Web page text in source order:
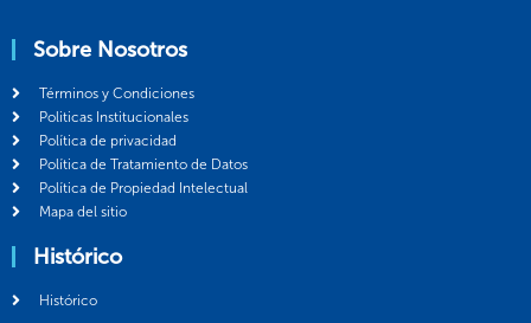
Sobre Nosotros
Términos y Condiciones
Politicas Institucionales
Política de privacidad
Política de Tratamiento de Datos
Política de Propiedad Intelectual
Mapa del sitio
Histórico
Histórico